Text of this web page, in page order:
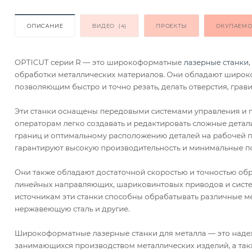
ОПИСАНИЕ ВИДЕО (4) ПРОЕКТЫ
OPTICUT серии R — это широкоформатные лазерные станки
обработки металлических материалов. Они обладают
позволяющим быстро и точно резать, делать отверстия,
Эти станки оснащены передовыми системами управления
операторам легко создавать и редактировать сложные
границ и оптимальному расположению деталей на рабочей
гарантируют высокую производительность и минимальные
Они также обладают достаточной скоростью и точностью
линейных направляющих, шариковинтовых приводов и
источникам эти станки способны обрабатывать различные
нержавеющую сталь и другие.
Широкоформатные лазерные станки для металла — это
занимающихся производством металлических изделий, а